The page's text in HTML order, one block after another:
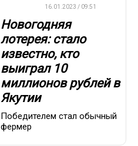
16.01.2023 / 09:51
Новогодняя
лотерея: стало
известно, кто
выиграл 10
миллионов рублей в
Якутии
Победителем стал обычный
фермер